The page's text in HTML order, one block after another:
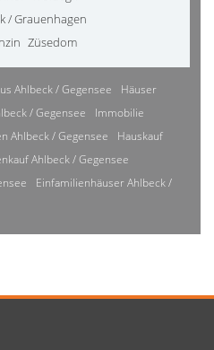
/ Grauenhagen
Züsedom
Ahlbeck / Gegensee
Häuser
/ Gegensee
Immobilie
Ahlbeck / Gegensee
Hauskauf
Ahlbeck / Gegensee
Einfamilienhäuser Ahlbeck /